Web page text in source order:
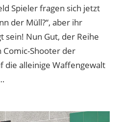
Spieler fragen sich jetzt
der Müll?“, aber ihr
sein! Nun Gut, der Reihe
Shooter der
die alleinige Waffengewalt